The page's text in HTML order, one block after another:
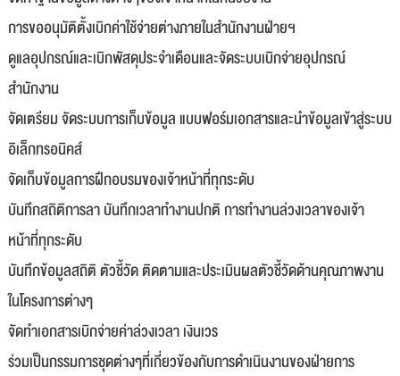
การขออนุมัติตั้งเบิกค่าใช้จ่ายต่างภายในสำนักงานฝ่ายฯ
ดูแลอุปกรณ์และเบิกพัสดุประจำเดือนและจัดระบบเบิกจ่ายอุปกรณ์
สำนักงาน
จัดเตรียม จัดระบบการเก็บข้อมูล แบบฟอร์มเอกสารและนำข้อมูลเข้าสู่ระบบ
อิเล็กทรอนิคส์
จัดเก็บข้อมูลการฝึกอบรมของเจ้าหน้าที่ทุกระดับ
บันทึกสถิติการลา บันทึกเวลาทำงานปกติ การทำงานล่วงเวลาของเจ้า
หน้าที่ทุกระดับ
บันทึกข้อมูลสถิติ ตัวชี้วัด ติดตามและประเมินผลตัวชี้วัดด้านคุณภาพงาน
ในโครงการต่างๆ
จัดทำเอกสารเบิกจ่ายค่าล่วงเวลา เงินเวร
ร่วมเป็นกรรมการชุดต่างๆที่เกี่ยวข้องกับการดำเนินงานของฝ่ายการ